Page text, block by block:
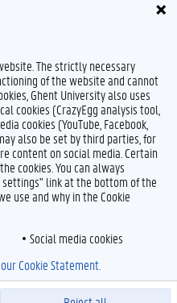
The strictly necessary
of the website and cannot
Ghent University also uses
cookies (CrazyEgg analysis tool,
cookies (YouTube, Facebook,
also be set by third parties, for
content on social media. Certain
cookies. You can always
link at the bottom of the
use and why in the Cookie
Social media cookies
Cookie Statement.